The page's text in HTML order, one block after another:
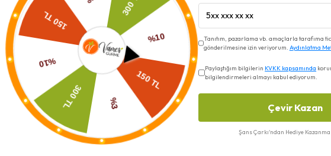
Benzer Ürünler
Tanıtım, pazarlama vb. amaçlarla tarafıma
gönderilmesine izin veriyorum. Aydınlatma
Paylaştığım bilgilerin KVKK kapsamında
bilgilendirmeleri almayı kabul ediyorum.
Çevir Kazan
Şans Çarkı'ndan Hediye Kazanma